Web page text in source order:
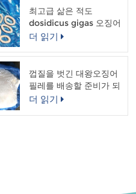
최고급 삶은 적도
dosidicus gigas 오징어
링
더 읽기
껍질을 벗긴 대왕오징어
필레를 배송할 준비가 되
었습니다.
더 읽기